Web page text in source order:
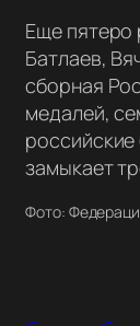
Еще пятеро
Батлаев,
сборная
медалей,
замыкает
Фото: